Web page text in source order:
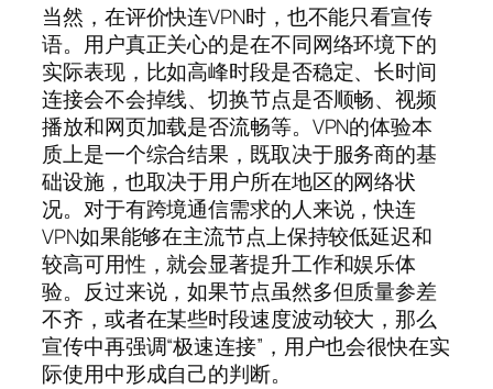
当然，在评价快连VPN时，也不能只看宣传
语。用户真正关心的是在不同网络环境下的
实际表现，比如高峰时段是否稳定、长时间
连接会不会掉线、切换节点是否顺畅、视频
播放和网页加载是否流畅等。VPN的体验本
质上是一个综合结果，既取决于服务商的基
础设施，也取决于用户所在地区的网络状
况。对于有跨境通信需求的人来说，快连
VPN如果能够在主流节点上保持较低延迟和
较高可用性，就会显著提升工作和娱乐体
验。反过来说，如果节点虽然多但质量参差
不齐，或者在某些时段速度波动较大，那么
宣传中再强调“极速连接”，用户也会很快在实
际使用中形成自己的判断。